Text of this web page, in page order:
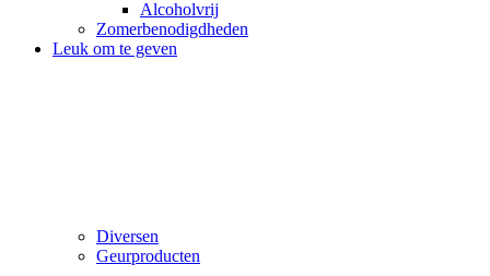
Alcoholvrij
Zomerbenodigdheden
Leuk om te geven
Diversen
Geurproducten